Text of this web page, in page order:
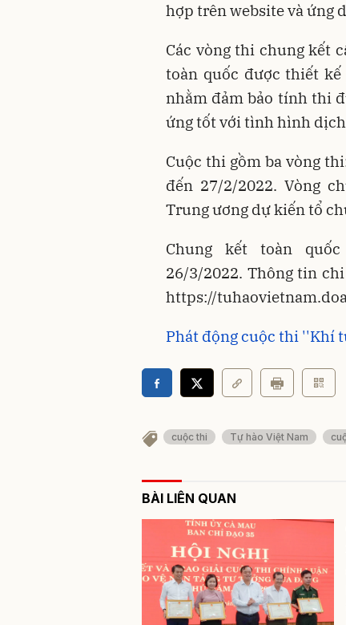
hợp trên website và ứng
Các vòng thi chung kết
toàn quốc được thiết
nhằm đảm bảo tính thi
ứng tốt với tình hình dịch
Cuộc thi gồm ba vòng
đến 27/2/2022. Vòng
Trung ương dự kiến tổ
Chung kết toàn
26/3/2022. Thông tin
https://
Phát động cuộc thi ''Khí
cuộc thi Tự hào Việt Nam
BÀI LIÊN QUAN